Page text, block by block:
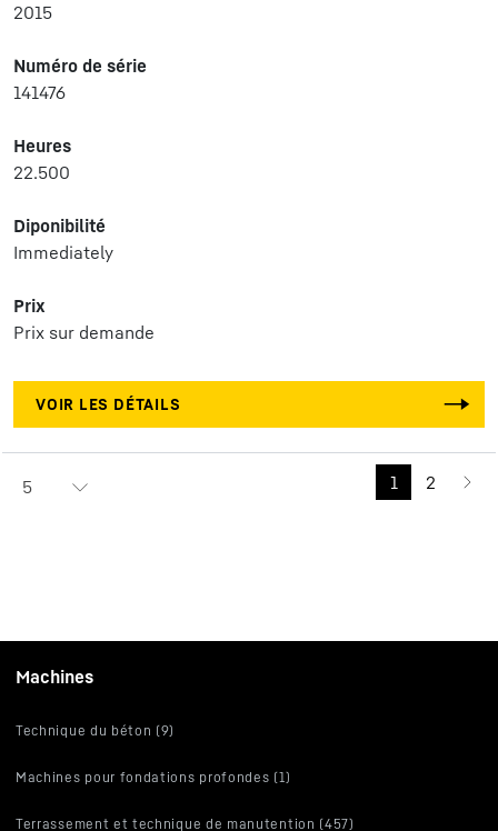
2015
Numéro de série
141476
Heures
22.500
Diponibilité
Immediately
Prix
Prix sur demande
VOIR LES DÉTAILS
5 1 2
Machines
Technique du béton (9)
Machines pour fondations profondes (1)
Terrassement et technique de manutention (457)